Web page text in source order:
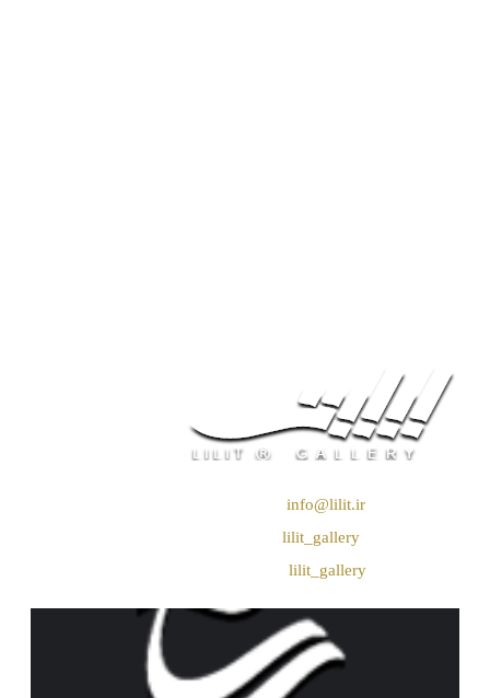
info@lilit.ir
lilit_gallery
lilit_gallery